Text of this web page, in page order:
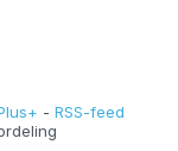
- RSS-feed